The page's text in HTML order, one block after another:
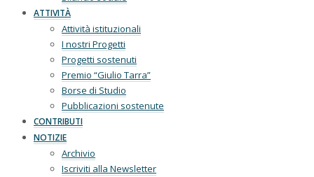
ATTIVITÀ
Attività istituzionali
I nostri Progetti
Progetti sostenuti
Premio “Giulio Tarra”
Borse di Studio
Pubblicazioni sostenute
CONTRIBUTI
NOTIZIE
Archivio
Iscriviti alla Newsletter